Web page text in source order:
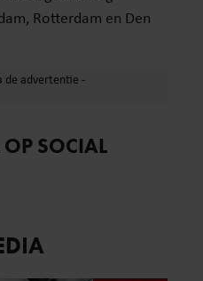
Rotterdam en Den
OP SOCIAL